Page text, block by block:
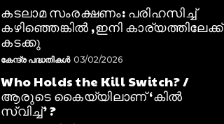
കടലാമ സംരക്ഷണം: പരിഹസിച്ച്
കഴിഞ്ഞെങ്കിൽ ,ഇനി കാര്യത്തിലേക്ക്
കടക്കു
കേന്ദ്ര പദ്ധതികൾ 03/02/2026
Who Holds the Kill Switch? /
ആരുടെ കൈയ്യിലാണ് ‘കിൽ
സ്വിച്ച്’ ?